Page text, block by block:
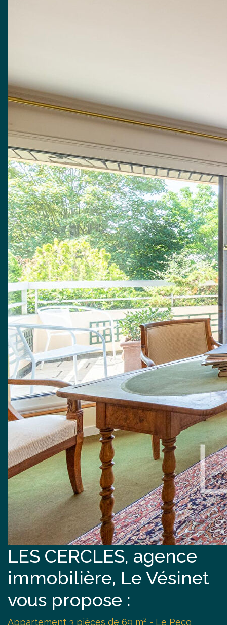
LES CERCLES, agence
immobilière, Le Vésinet
vous propose :
Appartement 3 pièces de 69 m² - Le Pecq